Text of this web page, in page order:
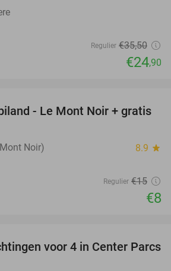
Regulier €35,50
€24,90
47%
- Le Mont Noir + gratis
Noir) 8.9 star
Regulier €15
€8
15%
voor 4 in Center Parcs